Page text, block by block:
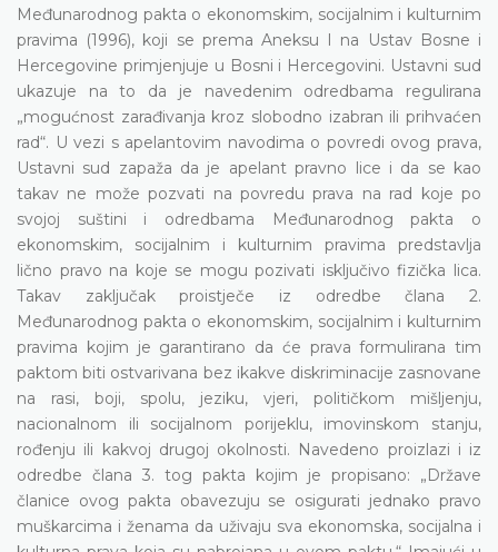
Međunarodnog pakta o ekonomskim, socijalnim i kulturnim
pravima (1996), koji se prema Aneksu I na Ustav Bosne i
Hercegovine primjenjuje u Bosni i Hercegovini. Ustavni sud
ukazuje na to da je navedenim odredbama regulirana
„mogućnost zarađivanja kroz slobodno izabran ili prihvaćen
rad“. U vezi s apelantovim navodima o povredi ovog prava,
Ustavni sud zapaža da je apelant pravno lice i da se kao
takav ne može pozvati na povredu prava na rad koje po
svojoj suštini i odredbama Međunarodnog pakta o
ekonomskim, socijalnim i kulturnim pravima predstavlja
lično pravo na koje se mogu pozivati isključivo fizička lica.
Takav zaključak proistječe iz odredbe člana 2.
Međunarodnog pakta o ekonomskim, socijalnim i kulturnim
pravima kojim je garantirano da će prava formulirana tim
paktom biti ostvarivana bez ikakve diskriminacije zasnovane
na rasi, boji, spolu, jeziku, vjeri, političkom mišljenju,
nacionalnom ili socijalnom porijeklu, imovinskom stanju,
rođenju ili kakvoj drugoj okolnosti. Navedeno proizlazi i iz
odredbe člana 3. tog pakta kojim je propisano: „Države
članice ovog pakta obavezuju se osigurati jednako pravo
muškarcima i ženama da uživaju sva ekonomska, socijalna i